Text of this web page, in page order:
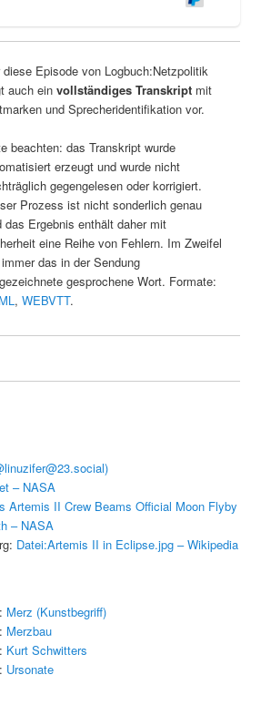
diese Episode von Logbuch:Netzpolitik
auch ein vollständiges Transkriptmit
und Sprecheridentifikation vor.
beachten: das Transkript wurde
erzeugt und wurde nicht
gegengelesen oder korrigiert.
Prozess ist nicht sonderlich genau
das Ergebnis enthält daher mit
eine Reihe von Fehlern. Im Zweifel
das in der Sendung
gesprochene Wort. Formate:
, WEBVTT.
– NASA
Artemis II Crew Beams Official Moon Flyby
– NASA
Datei:Artemis II in Eclipse.jpg – Wikipedia
Merz (Kunstbegriff)
Merzbau
Kurt Schwitters
Ursonate